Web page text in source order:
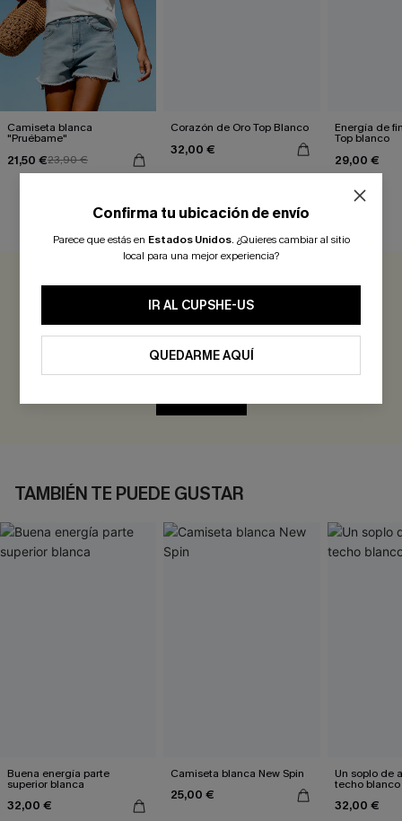
Camiseta blanca
"Pruébame"
21,50 €23,90 €
Corazón de Oro Top Blanco
32,00 €
Energía de
Top blanco
29,00 €
0.0
Sé el Primero en Reseñar
TAMBIÉN TE PUEDE GUSTAR
Buena energía parte
superior blanca
32,00 €
Camiseta blanca New Spin
25,00 €
Un soplo de
techo blanco
32,00 €
Confirma tu ubicación de envío
Parece que estás en Estados Unidos. ¿Quieres cambiar al sitio
local para una mejor experiencia?
IR AL CUPSHE-US
QUEDARME AQUÍ